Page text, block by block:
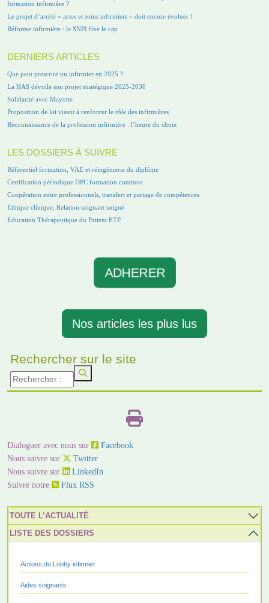
formation infirmière ?
Le projet d’arrêté « actes et soins infirmiers » doit encore évoluer !
Réforme infirmière : le SNPI fixe le cap
DERNIERS ARTICLES
Que peut prescrire un infirmier en 2025 ?
La HAS dévoile son projet stratégique 2025-2030
Solidarité avec Mayotte
Proposition de loi visant à renforcer le rôle des infirmières
Reconnaissance de la profession infirmière : l’heure du choix
LES DOSSIERS À SUIVRE
Référentiel formation, VAE et réingénierie du diplôme
Certification périodique DPC formation continue
Coopération entre professionnels, transfert et partage de compétences
Ethique clinique, Relation soignant soigné
Education Thérapeutique du Patient ETP
ADHERER
Nos articles les plus lus
Rechercher sur le site
Dialoguer avec nous sur
Facebook
Nous suivre sur
Twitter
Nous suivre sur
LinkedIn
Suivre notre
Flux RSS
TOUTE L’ACTUALITÉ
LISTE DES DOSSIERS
Actions du Lobby infirmier
Aides soignants